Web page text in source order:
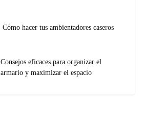
Cómo hacer tus ambientadores caseros
Consejos eficaces para organizar el
armario y maximizar el espacio